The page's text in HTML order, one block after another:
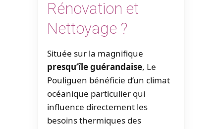
Rénovation et
Nettoyage ?
Située sur la magnifique
presqu’île guérandaise, Le
Pouliguen bénéficie d’un climat
océanique particulier qui
influence directement les
besoins thermiques des